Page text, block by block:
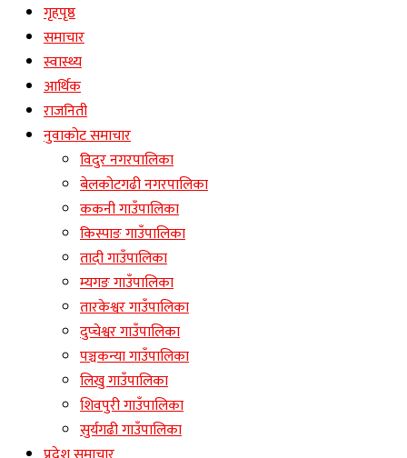
गृहपृष्ठ
समाचार
स्वास्थ्य
आर्थिक
राजनिती
नुवाकोट समाचार
विदुर नगरपालिका
बेलकोटगढी नगरपालिका
ककनी गाउँपालिका
किस्पाङ गाउँपालिका
तादी गाउँपालिका
म्यगङ गाउँपालिका
तारकेश्वर गाउँपालिका
दुप्चेश्वर गाउँपालिका
पञ्चकन्या गाउँपालिका
लिखु गाउँपालिका
शिवपुरी गाउँपालिका
सुर्यगढी गाउँपालिका